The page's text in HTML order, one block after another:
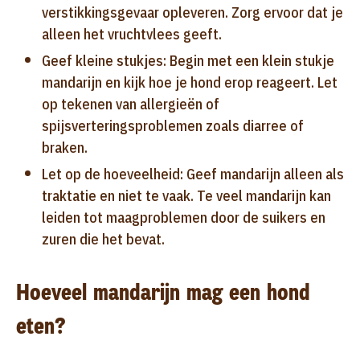
verstikkingsgevaar opleveren. Zorg ervoor dat je
alleen het vruchtvlees geeft.
Geef kleine stukjes: Begin met een klein stukje
mandarijn en kijk hoe je hond erop reageert. Let
op tekenen van allergieën of
spijsverteringsproblemen zoals diarree of
braken.
Let op de hoeveelheid: Geef mandarijn alleen als
traktatie en niet te vaak. Te veel mandarijn kan
leiden tot maagproblemen door de suikers en
zuren die het bevat.
Hoeveel mandarijn mag een hond
eten?